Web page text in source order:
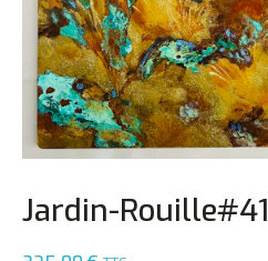
Jardin-Rouille#41